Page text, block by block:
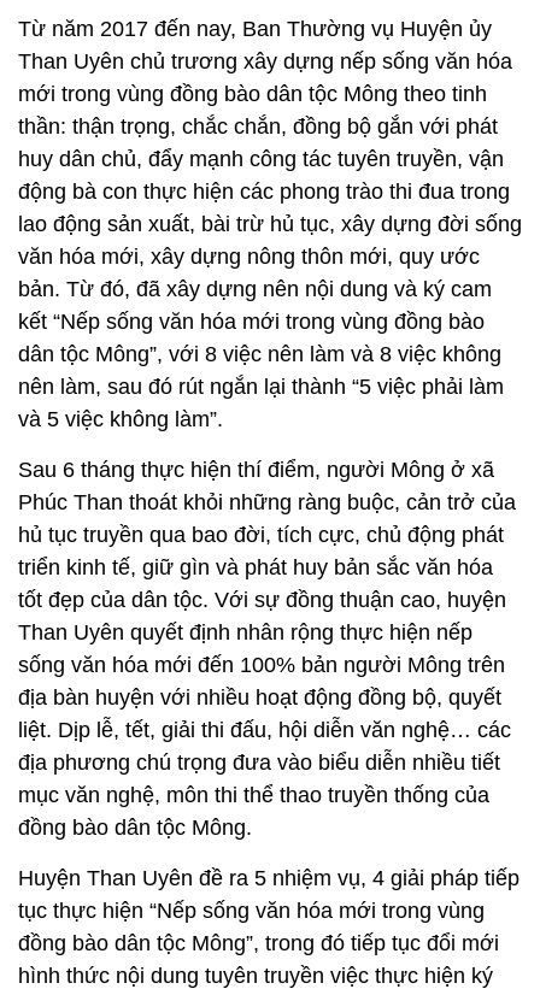
Từ năm 2017 đến nay, Ban Thường vụ Huyện ủy
Than Uyên chủ trương xây dựng nếp sống văn hóa
mới trong vùng đồng bào dân tộc Mông theo tinh
thần: thận trọng, chắc chắn, đồng bộ gắn với phát
huy dân chủ, đẩy mạnh công tác tuyên truyền, vận
động bà con thực hiện các phong trào thi đua trong
lao động sản xuất, bài trừ hủ tục, xây dựng đời sống
văn hóa mới, xây dựng nông thôn mới, quy ước
bản. Từ đó, đã xây dựng nên nội dung và ký cam
kết “Nếp sống văn hóa mới trong vùng đồng bào
dân tộc Mông”, với 8 việc nên làm và 8 việc không
nên làm, sau đó rút ngắn lại thành “5 việc phải làm
và 5 việc không làm”.
Sau 6 tháng thực hiện thí điểm, người Mông ở xã
Phúc Than thoát khỏi những ràng buộc, cản trở của
hủ tục truyền qua bao đời, tích cực, chủ động phát
triển kinh tế, giữ gìn và phát huy bản sắc văn hóa
tốt đẹp của dân tộc. Với sự đồng thuận cao, huyện
Than Uyên quyết định nhân rộng thực hiện nếp
sống văn hóa mới đến 100% bản người Mông trên
địa bàn huyện với nhiều hoạt động đồng bộ, quyết
liệt. Dịp lễ, tết, giải thi đấu, hội diễn văn nghệ… các
địa phương chú trọng đưa vào biểu diễn nhiều tiết
mục văn nghệ, môn thi thể thao truyền thống của
đồng bào dân tộc Mông.
Huyện Than Uyên đề ra 5 nhiệm vụ, 4 giải pháp tiếp
tục thực hiện “Nếp sống văn hóa mới trong vùng
đồng bào dân tộc Mông”, trong đó tiếp tục đổi mới
hình thức nội dung tuyên truyền việc thực hiện ký